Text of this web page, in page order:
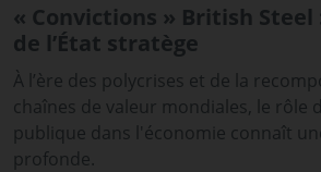
« Convictions » British
de l’État stratège
À l’ère des polycrises et de la
chaînes de valeur mondiales, le rôle
publique dans l'économie connaît
profonde.